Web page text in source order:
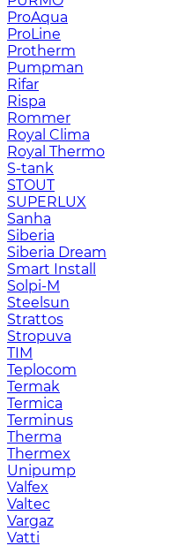
ProAqua
ProLine
Protherm
Pumpman
Rifar
Rispa
Rommer
Royal Clima
Royal Thermo
S-tank
STOUT
SUPERLUX
Sanha
Siberia
Siberia Dream
Smart Install
Solpi-M
Steelsun
Strattos
Stropuva
TIM
Teplocom
Termak
Termica
Terminus
Therma
Thermex
Unipump
Valfex
Valtec
Vargaz
Vatti